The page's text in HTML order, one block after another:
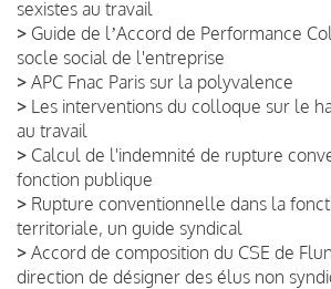
sexistes au travail
> Guide de lʼAccord de Performance
socle social de l'entreprise
> APC Fnac Paris sur la polyvalence
> Les interventions du colloque sur le
au travail
> Calcul de l'indemnité de rupture
fonction publique
> Rupture conventionnelle dans la
territoriale, un guide syndical
> Accord de composition du CSE de
direction de désigner des élus non